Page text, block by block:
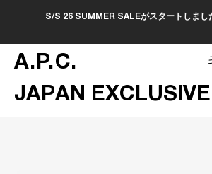
S/S 26 SUMMER SALEがスタートしました。
A.P.C.
JAPAN EXCLUSIVE